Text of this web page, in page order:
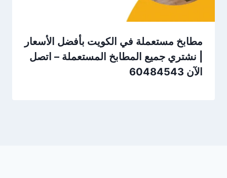
مطابخ مستعملة في الكويت بأفضل الأسعار
| نشتري جميع المطابخ المستعملة – اتصل
الآن 60484543